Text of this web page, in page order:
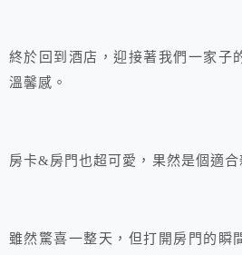
終於回到酒店，迎接著我們一家子
溫馨感。
房卡&房門也超可愛，果然是個適合
雖然驚喜一整天，但打開房門的瞬